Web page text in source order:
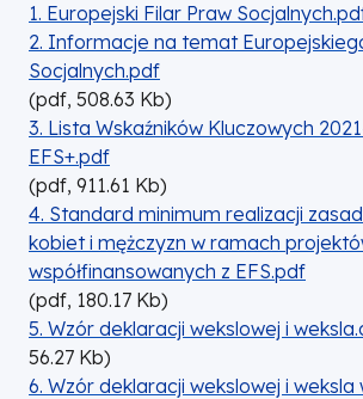
DOKUMENT
1. Europejski Filar Praw
DOKUMENT
2. Informacje na temat
Socjalnych.pdf
(pdf, 508.63 Kb)
DOKUMENT
3. Lista Wskaźników Kluczowych
EFS+.pdf
(pdf, 911.61 Kb)
DOKUMENT
4. Standard minimum realizacji
kobiet i mężczyzn w ramach
współfinansowanych z EFS.pdf
(pdf, 180.17 Kb)
DOKUMENT
5. Wzór deklaracji wekslowej i
56.27 Kb)
DOKUMENT
6. Wzór deklaracji wekslowej i weksla